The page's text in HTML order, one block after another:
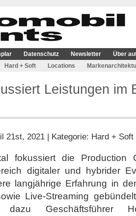
Datenschutz Newsletter
Über
Hard + Soft Locations
Leistungen im
21st, 2021 | Kategorie: Hard + Soft
fokussiert die Production
digitaler und hybrider
langjährige Erfahrung in
Live-Streaming
dazu Geschäftsführer